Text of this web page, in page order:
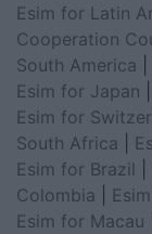
Esim for Latin
Cooperation
South America
Esim for Japan
Esim for
South Africa
Esim for Brazil
Colombia
Esim for Macau